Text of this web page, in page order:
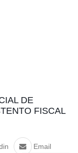
DE
FISCAL
Email